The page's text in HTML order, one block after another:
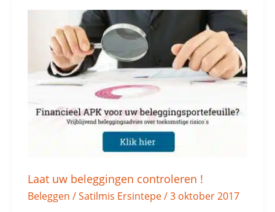
Laat uw beleggingen controleren !
Beleggen /Satilmis Ersintepe/3 oktober 2017
beleggingen
controleren